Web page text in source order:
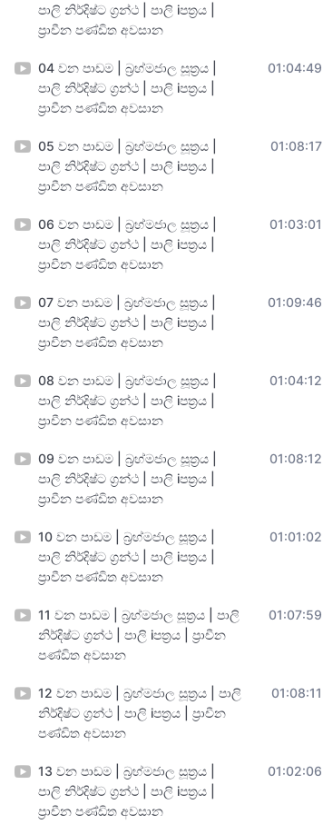
පාලි නිර්දිෂ්ට ග්‍රන්ථ | පාලි iපත්‍රය |
ප්‍රාචීන පණ්ඩිත අවසාන
04 වන පාඩම | බ්‍රහ්මජාල සූත්‍රය |
පාලි නිර්දිෂ්ට ග්‍රන්ථ | පාලි iපත්‍රය |
ප්‍රාචීන පණ්ඩිත අවසාන
01:04:49
05 වන පාඩම | බ්‍රහ්මජාල සූත්‍රය |
පාලි නිර්දිෂ්ට ග්‍රන්ථ | පාලි iපත්‍රය |
ප්‍රාචීන පණ්ඩිත අවසාන
01:08:17
06 වන පාඩම | බ්‍රහ්මජාල සූත්‍රය |
පාලි නිර්දිෂ්ට ග්‍රන්ථ | පාලි iපත්‍රය |
ප්‍රාචීන පණ්ඩිත අවසාන
01:03:01
07 වන පාඩම | බ්‍රහ්මජාල සූත්‍රය |
පාලි නිර්දිෂ්ට ග්‍රන්ථ | පාලි iපත්‍රය |
ප්‍රාචීන පණ්ඩිත අවසාන
01:09:46
08 වන පාඩම | බ්‍රහ්මජාල සූත්‍රය |
පාලි නිර්දිෂ්ට ග්‍රන්ථ | පාලි iපත්‍රය |
ප්‍රාචීන පණ්ඩිත අවසාන
01:04:12
09 වන පාඩම | බ්‍රහ්මජාල සූත්‍රය |
පාලි නිර්දිෂ්ට ග්‍රන්ථ | පාලි iපත්‍රය |
ප්‍රාචීන පණ්ඩිත අවසාන
01:08:12
10 වන පාඩම | බ්‍රහ්මජාල සූත්‍රය |
පාලි නිර්දිෂ්ට ග්‍රන්ථ | පාලි iපත්‍රය |
ප්‍රාචීන පණ්ඩිත අවසාන
01:01:02
11 වන පාඩම | බ්‍රහ්මජාල සූත්‍රය | පාලි
නිර්දිෂ්ට ග්‍රන්ථ | පාලි iපත්‍රය | ප්‍රාචීන
පණ්ඩිත අවසාන
01:07:59
12 වන පාඩම | බ්‍රහ්මජාල සූත්‍රය | පාලි
නිර්දිෂ්ට ග්‍රන්ථ | පාලි iපත්‍රය | ප්‍රාචීන
පණ්ඩිත අවසාන
01:08:11
13 වන පාඩම | බ්‍රහ්මජාල සූත්‍රය |
පාලි නිර්දිෂ්ට ග්‍රන්ථ | පාලි iපත්‍රය |
ප්‍රාචීන පණ්ඩිත අවසාන
01:02:06